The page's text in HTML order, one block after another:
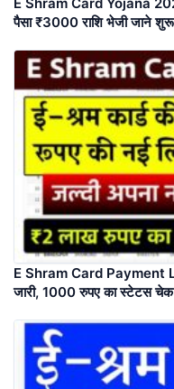
E Shram Card Yojana
पैसा ₹3000 राशि भेजी जाने
E Shram Card Payment
जारी, 1000 रुपए का स्टेटस